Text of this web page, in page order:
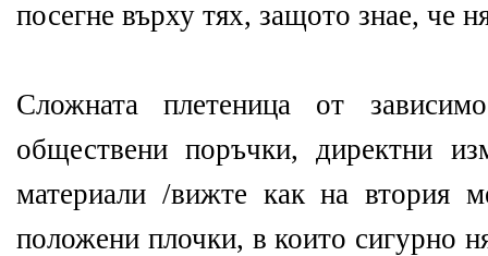
посегне върху тях, защото знае, че
Сложната плетеница от
обществени поръчки, директни
материали /вижте как на втория
положени плочки, в които сигурно